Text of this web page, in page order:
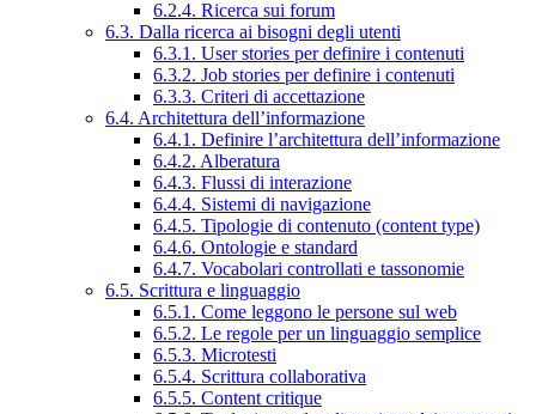
6.2.4. Ricerca sui forum
6.3. Dalla ricerca ai bisogni degli utenti
6.3.1. User stories per definire i contenuti
6.3.2. Job stories per definire i contenuti
6.3.3. Criteri di accettazione
6.4. Architettura dell’informazione
6.4.1. Definire l’architettura dell’informazione
6.4.2. Alberatura
6.4.3. Flussi di interazione
6.4.4. Sistemi di navigazione
6.4.5. Tipologie di contenuto (content type)
6.4.6. Ontologie e standard
6.4.7. Vocabolari controllati e tassonomie
6.5. Scrittura e linguaggio
6.5.1. Come leggono le persone sul web
6.5.2. Le regole per un linguaggio semplice
6.5.3. Microtesti
6.5.4. Scrittura collaborativa
6.5.5. Content critique